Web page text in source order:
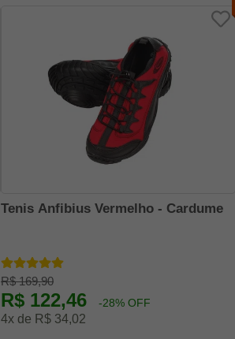
Tenis Anfibius Vermelho - Cardume
R$ 169,90
R$ 122,46 -28% OFF
4x de R$ 34,02